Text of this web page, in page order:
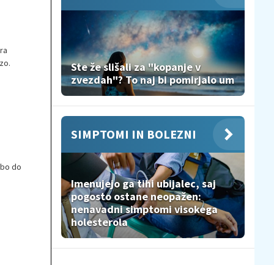
do
Ste že slišali za "kopanje v
zvezdah"? To naj bi pomirjalo um
SIMPTOMI IN BOLEZNI
Imenujejo ga tihi ubijalec, saj
pogosto ostane neopažen:
nenavadni simptomi visokega
holesterola